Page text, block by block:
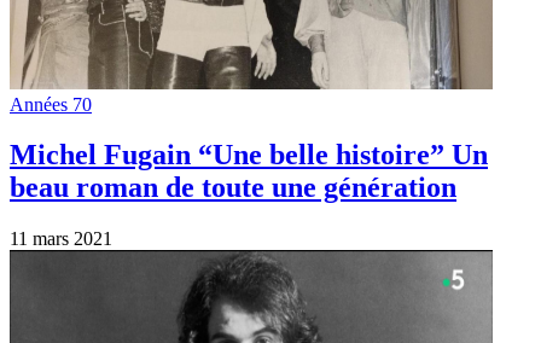
Années 70
Michel Fugain “Une belle histoire” Un
beau roman de toute une génération
11 mars 2021